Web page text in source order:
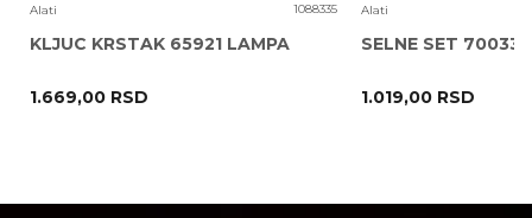
POŠALJI
Alati 1088335
KLJUC KRSTAK 65921 LAMPA
1.669,00 RSD
Alati
SELNE SET 70033
1.019,00 RSD